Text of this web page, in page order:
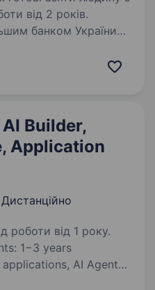
від 2 років.
банком України
всіма фінансовими
Builder,
Application
роботи від 1 року.
AI Agents,